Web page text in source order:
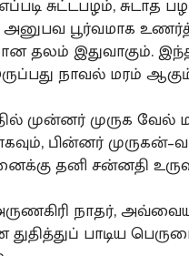
சுட்டபழம், சுடாத
பூர்வமாக
தலம் இதுவாகும்.
நாவல் மரம்
முன்னர் முருக வேல்
பின்னர்
தனி சன்னதி
நாதர்,
துதித்துப் பாடிய